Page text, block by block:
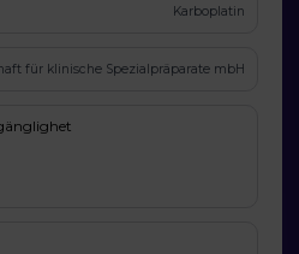
Karboplatin
für klinische Spezialpräparate mbH